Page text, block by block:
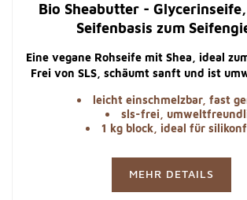
Bio Sheabutter -
Seifenbasis zum
Eine vegane Rohseife mit Shea, ideal
Frei von SLS, schäumt sanft und ist
leicht einschmelzbar, fast
sls-frei,
1 kg block, ideal für
MEHR DETAILS